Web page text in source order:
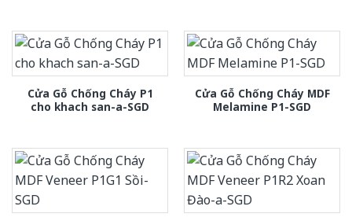
Cửa Gỗ Chống Cháy P1
cho khach san-a-SGD
Cửa Gỗ Chống Cháy MDF
Melamine P1-SGD